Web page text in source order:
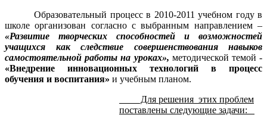
Образовательный процесс в 2010-2011 учебном году в
школе организован согласно с выбранным направлением –
«Развитие творческих способностей и возможностей
учащихся как следствие совершенствования навыков
самостоятельной работы на уроках», методической темой -
«Внедрение инновационных технологий в процесс
обучения и воспитания» и учебным планом.
Для решения этих проблем
поставлены следующие задачи: